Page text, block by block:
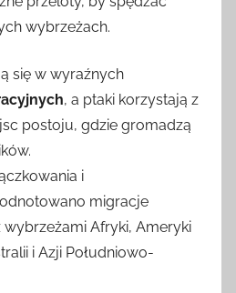
wybrzeżach.
się w wyraźnych
, a ptaki korzystają z
postoju, gdzie gromadzą
i
migracje
wybrzeżami Afryki, Ameryki
i Azji Południowo-